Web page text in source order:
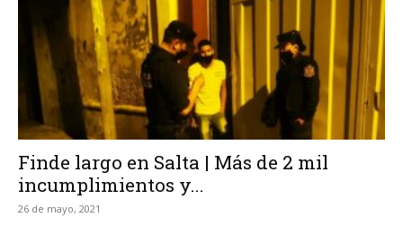
Finde largo en Salta | Más de 2 mil
incumplimientos y...
26 de mayo, 2021